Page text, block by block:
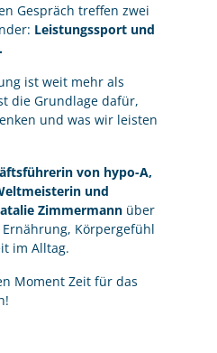
Gespräch treffen zwei
Leistungssport und
ist weit mehr als
die Grundlage dafür,
und was wir leisten
von hypo-A,
und
Zimmermann über
Körpergefühl
im Alltag.
Moment Zeit für das